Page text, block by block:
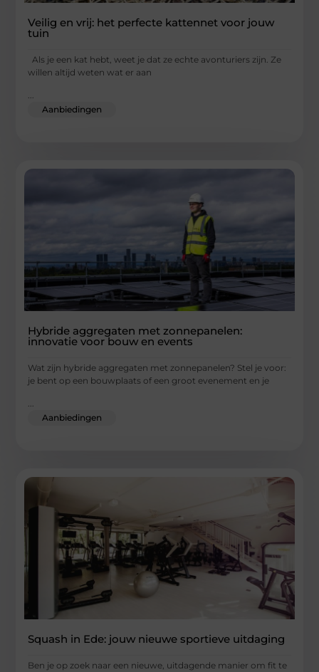
Veilig en vrij: het perfecte kattennet voor jouw
tuin
Als je een kat hebt, weet je dat ze echte avonturiers zijn. Ze
willen altijd weten wat er aan
...
Aanbiedingen
Hybride aggregaten met zonnepanelen:
innovatie voor bouw en events
Wat zijn hybride aggregaten met zonnepanelen? Stel je voor:
je bent op een bouwplaats of een groot evenement en je
...
Aanbiedingen
Squash in Ede: jouw nieuwe sportieve uitdaging
Ben je op zoek naar een nieuwe, uitdagende manier om fit te